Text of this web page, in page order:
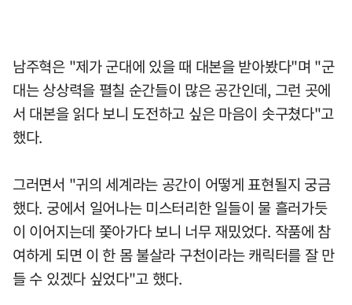
남주혁은 "제가 군대에 있을 때 대본을 받아봤다"며 "군
대는 상상력을 펼칠 순간들이 많은 공간인데, 그런 곳에
서 대본을 읽다 보니 도전하고 싶은 마음이 솟구쳤다"고
했다.
그러면서 "귀의 세계라는 공간이 어떻게 표현될지 궁금
했다. 궁에서 일어나는 미스터리한 일들이 물 흘러가듯
이 이어지는데 쫓아가다 보니 너무 재밌었다. 작품에 참
여하게 되면 이 한 몸 불살라 구천이라는 캐릭터를 잘 만
들 수 있겠다 싶었다"고 했다.